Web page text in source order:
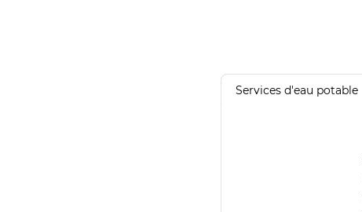
Services d'eau potable